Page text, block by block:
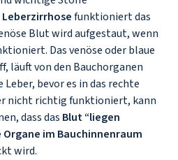
Leberzirrhosefunktioniert das
Blut wird aufgestaut, wenn
Das venöse oder blaue
läuft von den Bauchorganen
bevor es in das rechte
nicht richtig funktioniert, kann
dass das Blut “liegen
Organe im Bauchinnenraum
wird.